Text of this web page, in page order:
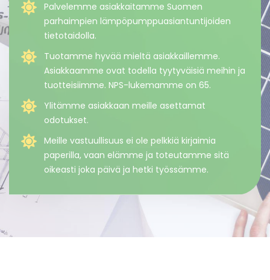
Palvelemme asiakkaitamme Suomen
parhaimpien lämpöpumppuasiantuntijoiden
tietotaidolla.
Tuotamme hyvää mieltä asiakkaillemme.
Asiakkaamme ovat todella tyytyväisiä meihin ja
tuotteisiimme. NPS-lukemamme on 65.
Ylitämme asiakkaan meille asettamat
odotukset.
Meille vastuullisuus ei ole pelkkiä kirjaimia
paperilla, vaan elämme ja toteutamme sitä
oikeasti joka päivä ja hetki työssämme.